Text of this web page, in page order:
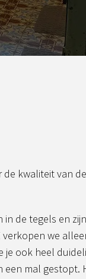
kwaliteit van
de tegels en
we
je ook heel
mal gestopt.